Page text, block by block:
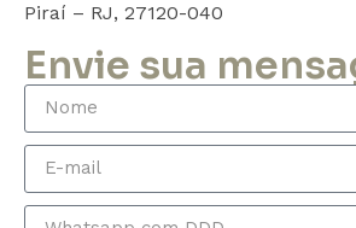
Piraí – RJ, 27120-040
Envie sua